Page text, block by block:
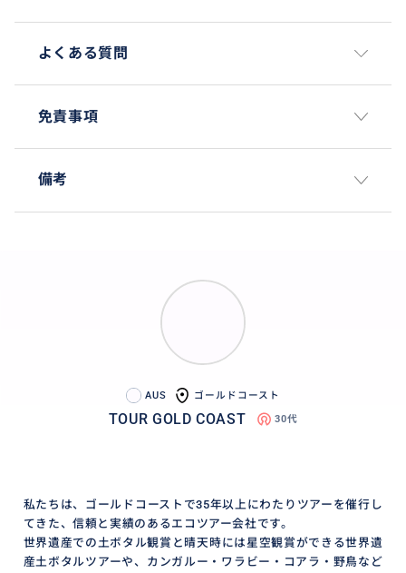
よくある質問
免責事項
備考
AUS ゴールドコースト
TOUR GOLD COAST 30代
私たちは、ゴールドコーストで35年以上にわたりツアーを催行し
てきた、信頼と実績のあるエコツアー会社です。
世界遺産での土ボタル観賞と晴天時には星空観賞ができる世界遺
産土ボタルツアーや、カンガルー・ワラビー・コアラ・野鳥など